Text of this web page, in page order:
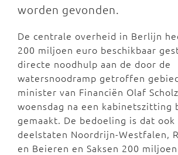
worden gevonden.
De centrale overheid in Berlijn
200 miljoen euro beschikbaar
directe noodhulp aan de door de
watersnoodramp getroffen
minister van Financiën Olaf Scholz
woensdag na een kabinetszitting
gemaakt. De bedoeling is dat
deelstaten Noordrijn-Westfalen,
en Beieren en Saksen 200